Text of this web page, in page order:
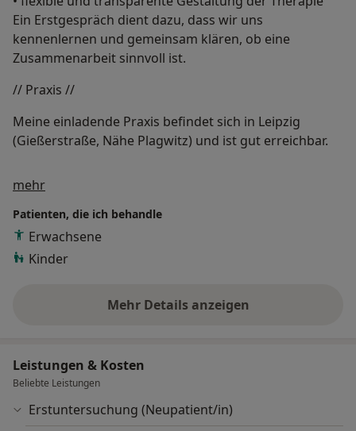
Ein Erstgespräch dient dazu, dass wir uns
kennenlernen und gemeinsam klären, ob eine
Zusammenarbeit sinnvoll ist.
// Praxis //
Meine einladende Praxis befindet sich in Leipzig
(Gießerstraße, Nähe Plagwitz) und ist gut erreichbar.
mehrÜber mich
Patienten, die ich behandle
Erwachsene
Kinder
Mehr Details anzeigen
über Erfahrungen
Leistungen & Kosten
Beliebte Leistungen
Erstuntersuchung (Neupatient/in)